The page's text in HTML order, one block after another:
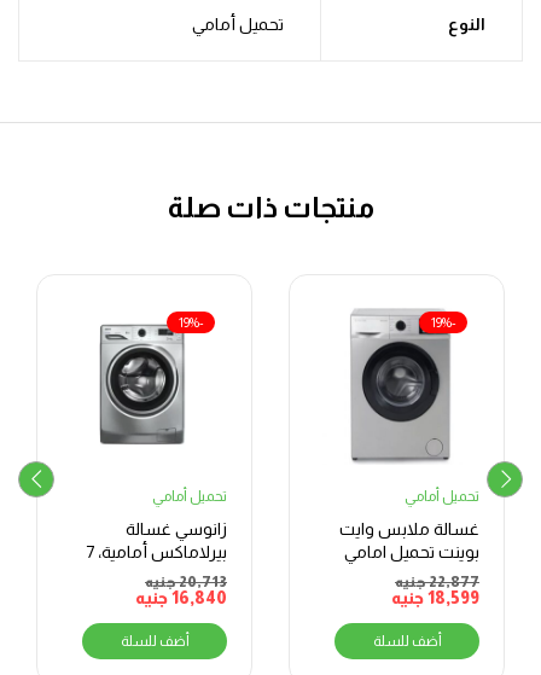
النوع تحميل أمامي
منتجات ذات صلة
-19%
تحميل أمامي
غسالة ملابس وايت
بوينت تحميل امامي
فضي –
WPW61015PDS
22,877جنيه
18,599جنيه
أضف للسلة
-19%
تحميل أمامي
زانوسي غسالة
بيرلاماكس أمامية، 7
كجم – فضي
20,713جنيه
16,840جنيه
أضف للسلة